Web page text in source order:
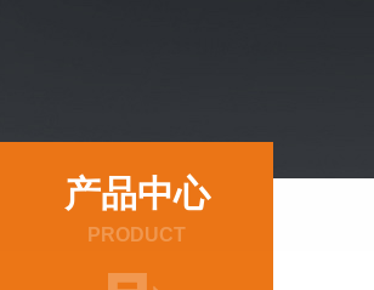
产品中心
PRODUCT